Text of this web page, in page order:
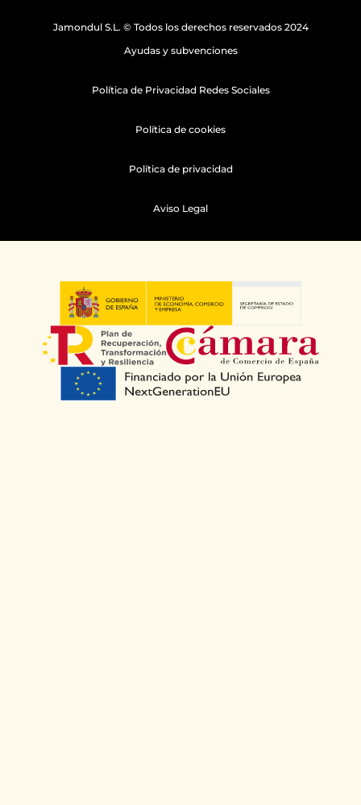
Jamondul S.L. © Todos los derechos reservados 2024
Ayudas y subvenciones
Política de Privacidad Redes Sociales
Política de cookies
Política de privacidad
Aviso Legal